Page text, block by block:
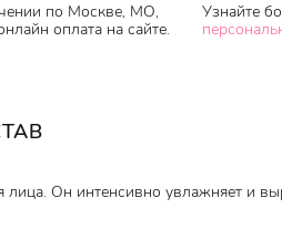
по Москве, МО,
оплата на сайте.
Узнайте
Он интенсивно увлажняет и